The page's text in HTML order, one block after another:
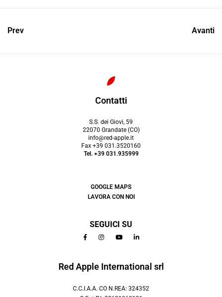
Prev Avanti
Contatti
S.S. dei Giovi, 59
22070 Grandate (CO)
info@red-apple.it
Fax +39 031.3520160
Tel. +39 031.935999
GOOGLE MAPS
LAVORA CON NOI
SEGUICI SU
Red Apple International srl
C.C.I.A.A. CO N.REA: 324352